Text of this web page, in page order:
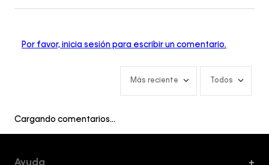
Por favor, inicia sesión para escribir un comentario.
Más reciente Todos
Cargando comentarios…